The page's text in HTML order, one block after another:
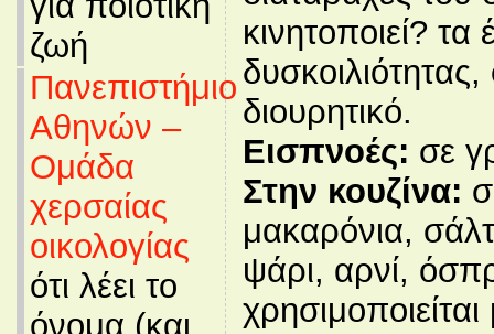
ζωή
Πανεπιστήμιο
Αθηνών –
Ομάδα
χερσαίας
οικολογίας
ότι λέει το
όνομα (και
κινητοποιεί?
διουρητικό.
Εισπνοές: σε
Στην κουζίνα:
μακαρόνια,
ψάρι, αρνί,